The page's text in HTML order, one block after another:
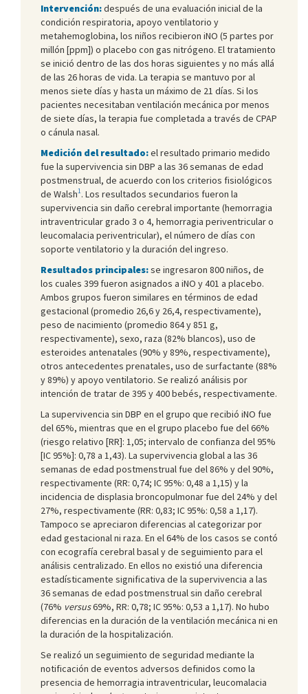
Intervención:después de una evaluación inicial de la
condición respiratoria, apoyo ventilatorio y
metahemoglobina, los niños recibieron iNO (5 partes por
millón [ppm]) o placebo con gas nitrógeno. El tratamiento
se inició dentro de las dos horas siguientes y no más allá
de las 26 horas de vida. La terapia se mantuvo por al
menos siete días y hasta un máximo de 21 días. Si los
pacientes necesitaban ventilación mecánica por menos
de siete días, la terapia fue completada a través de CPAP
o cánula nasal.
Medición del resultado:el resultado primario medido
fue la supervivencia sin DBP a las 36 semanas de edad
postmenstrual, de acuerdo con los criterios fisiológicos
de Walsh1. Los resultados secundarios fueron la
supervivencia sin daño cerebral importante (hemorragia
intraventricular grado 3 o 4, hemorragia periventricular o
leucomalacia periventricular), el número de días con
soporte ventilatorio y la duración del ingreso.
Resultados principales:se ingresaron 800 niños, de
los cuales 399 fueron asignados a iNO y 401 a placebo.
Ambos grupos fueron similares en términos de edad
gestacional (promedio 26,6 y 26,4, respectivamente),
peso de nacimiento (promedio 864 y 851 g,
respectivamente), sexo, raza (82% blancos), uso de
esteroides antenatales (90% y 89%, respectivamente),
otros antecedentes prenatales, uso de surfactante (88%
y 89%) y apoyo ventilatorio. Se realizó análisis por
intención de tratar de 395 y 400 bebés, respectivamente.
La supervivencia sin DBP en el grupo que recibió iNO fue
del 65%, mientras que en el grupo placebo fue del 66%
(riesgo relativo [RR]: 1,05; intervalo de confianza del 95%
[IC 95%]: 0,78 a 1,43). La supervivencia global a las 36
semanas de edad postmenstrual fue del 86% y del 90%,
respectivamente (RR: 0,74; IC 95%: 0,48 a 1,15) y la
incidencia de displasia broncopulmonar fue del 24% y del
27%, respectivamente (RR: 0,83; IC 95%: 0,58 a 1,17).
Tampoco se apreciaron diferencias al categorizar por
edad gestacional ni raza. En el 64% de los casos se contó
con ecografía cerebral basal y de seguimiento para el
análisis centralizado. En ellos no existió una diferencia
estadísticamente significativa de la supervivencia a las
36 semanas de edad postmenstrual sin daño cerebral
(76% versus69%, RR: 0,78; IC 95%: 0,53 a 1,17). No hubo
diferencias en la duración de la ventilación mecánica ni en
la duración de la hospitalización.
Se realizó un seguimiento de seguridad mediante la
notificación de eventos adversos definidos como la
presencia de hemorragia intraventricular, leucomalacia